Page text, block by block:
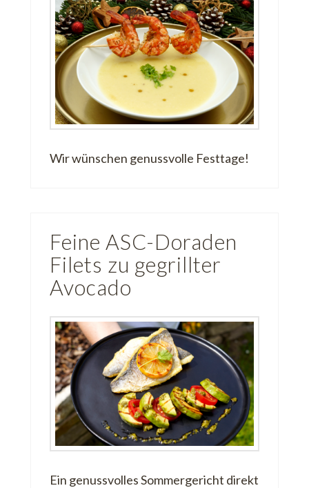
Wir wünschen genussvolle Festtage!
Feine ASC-Doraden
Filets zu gegrillter
Avocado
Ein genussvolles Sommergericht direkt